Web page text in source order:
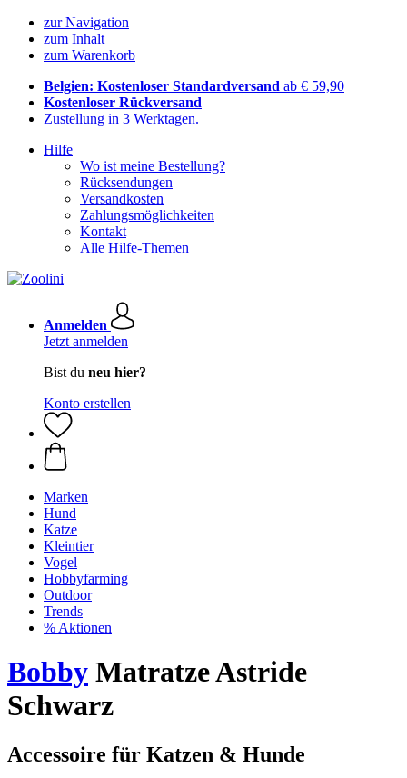
zur Navigation
zum Inhalt
zum Warenkorb
Belgien: Kostenloser Standardversand ab € 59,90
Kostenloser Rückversand
Zustellung in 3 Werktagen.
Hilfe
Wo ist meine Bestellung?
Rücksendungen
Versandkosten
Zahlungsmöglichkeiten
Kontakt
Alle Hilfe-Themen
Anmelden
Jetzt anmelden
Bist du neu hier?
Konto erstellen
Marken
Hund
Katze
Kleintier
Vogel
Hobbyfarming
Outdoor
Trends
% Aktionen
Bobby Matratze Astride
Schwarz
Accessoire für Katzen & Hunde